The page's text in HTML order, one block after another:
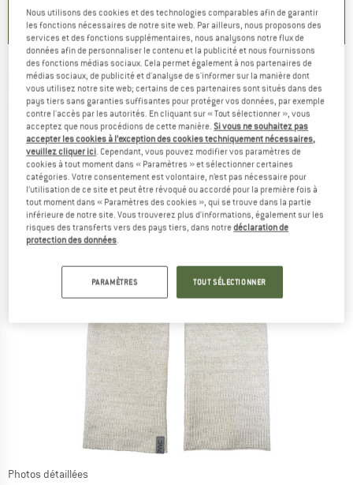
)
4,6(71)
4,7 (48 )
P.A.C. -Merino Kesara Scarf - Écharpe
(0)
Photos détaillées
Nous utilisons des cookies et des technologies comparables afin de garantir
les fonctions nécessaires de notre site web. Par ailleurs, nous proposons des
services et des fonctions supplémentaires, nous analysons notre flux de
données afin de personnaliser le contenu et la publicité et nous fournissons
des fonctions médias sociaux. Cela permet également à nos partenaires de
médias sociaux, de publicité et d'analyse de s'informer sur la manière dont
vous utilisez notre site web; certains de ces partenaires sont situés dans des
pays tiers sans garanties suffisantes pour protéger vos données, par exemple
contre l'accès par les autorités. En cliquant sur « Tout sélectionner », vous
acceptez que nous procédions de cette manière.Si vous ne souhaitez pas
accepter les cookies à l’exception des cookies techniquement nécessaires,
veuillez cliquer ici. Cependant, vous pouvez modifier vos paramètres de
cookies à tout moment dans « Paramètres » et sélectionner certaines
catégories. Votre consentement est volontaire, n’est pas nécessaire pour
l’utilisation de ce site et peut être révoqué ou accordé pour la première fois à
tout moment dans « Paramètres des cookies », qui se trouve dans la partie
inférieure de notre site. Vous trouverez plus d'informations, également sur les
risques des transferts vers des pays tiers, dans notredéclaration de
protection des données.
PARAMÈTRES TOUT SÉLECTIONNER